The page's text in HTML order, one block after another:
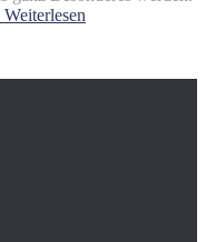
Weiterlesen